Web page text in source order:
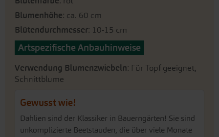
Blumenhöhe: ca. 60 cm
Blütendurchmesser: 10-15 cm
Artspezifische Anbauhinweise
Verwendung Blumenzwiebeln: Für Topf geeignet,
Schnittblume
Gewusst wie!
Dahlien sind der Klassiker in Bauerngärten! Sie sind
unkomplizierte Beetstauden, die über viele Monate